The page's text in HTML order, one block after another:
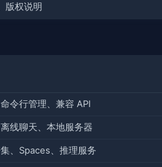
版权说明
令行管理、兼容 API
线聊天、本地服务器
、Spaces、推理服务